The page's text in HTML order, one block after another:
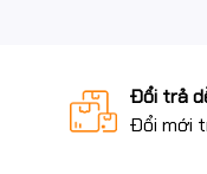
Đổi trả
Đổi mới